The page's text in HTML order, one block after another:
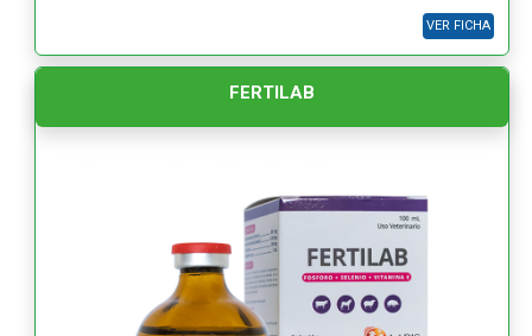
VER FICHA
FERTILAB